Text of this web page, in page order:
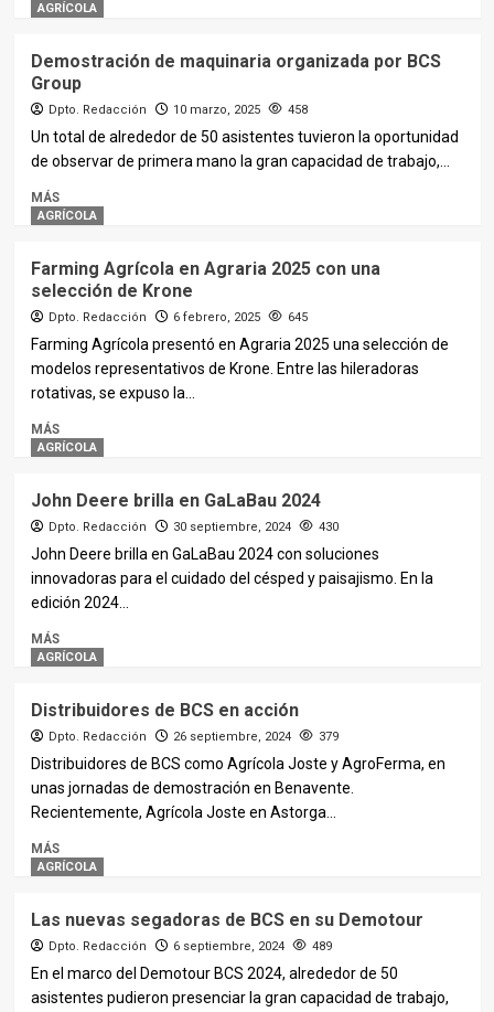
AGRÍCOLA
Demostración de maquinaria organizada por BCS
Group
Dpto. Redacción 10 marzo, 2025 458
Un total de alrededor de 50 asistentes tuvieron la oportunidad
de observar de primera mano la gran capacidad de trabajo,...
MÁS
AGRÍCOLA
Farming Agrícola en Agraria 2025 con una
selección de Krone
Dpto. Redacción 6 febrero, 2025 645
Farming Agrícola presentó en Agraria 2025 una selección de
modelos representativos de Krone. Entre las hileradoras
rotativas, se expuso la...
MÁS
AGRÍCOLA
John Deere brilla en GaLaBau 2024
Dpto. Redacción 30 septiembre, 2024 430
John Deere brilla en GaLaBau 2024 con soluciones
innovadoras para el cuidado del césped y paisajismo. En la
edición 2024...
MÁS
AGRÍCOLA
Distribuidores de BCS en acción
Dpto. Redacción 26 septiembre, 2024 379
Distribuidores de BCS como Agrícola Joste y AgroFerma, en
unas jornadas de demostración en Benavente.
Recientemente, Agrícola Joste en Astorga...
MÁS
AGRÍCOLA
Las nuevas segadoras de BCS en su Demotour
Dpto. Redacción 6 septiembre, 2024 489
En el marco del Demotour BCS 2024, alrededor de 50
asistentes pudieron presenciar la gran capacidad de trabajo,